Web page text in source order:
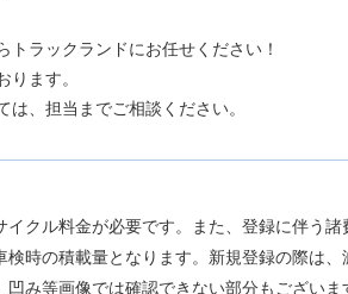
トラックランドにお任せください！
ります。
は、担当までご相談ください。
クル料金が必要です。また、登録に伴う諸
時の積載量となります。新規登録の際は
み等画像では確認できない部分もございま